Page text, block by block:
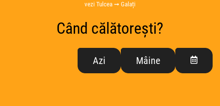
vezi Tulcea ➞ Galați
Când călătorești?
Azi Mâine